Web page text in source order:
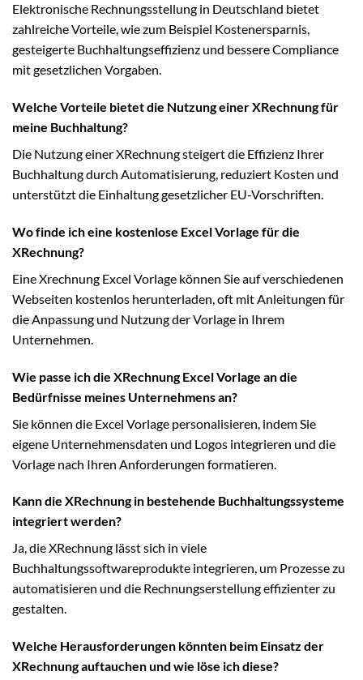
Elektronische Rechnungsstellung in Deutschland bietet
zahlreiche Vorteile, wie zum Beispiel Kostenersparnis,
gesteigerte Buchhaltungseffizienz und bessere Compliance
mit gesetzlichen Vorgaben.
Welche Vorteile bietet die Nutzung einer XRechnung für
meine Buchhaltung?
Die Nutzung einer XRechnung steigert die Effizienz Ihrer
Buchhaltung durch Automatisierung, reduziert Kosten und
unterstützt die Einhaltung gesetzlicher EU-Vorschriften.
Wo finde ich eine kostenlose Excel Vorlage für die
XRechnung?
Eine Xrechnung Excel Vorlage können Sie auf verschiedenen
Webseiten kostenlos herunterladen, oft mit Anleitungen für
die Anpassung und Nutzung der Vorlage in Ihrem
Unternehmen.
Wie passe ich die XRechnung Excel Vorlage an die
Bedürfnisse meines Unternehmens an?
Sie können die Excel Vorlage personalisieren, indem Sie
eigene Unternehmensdaten und Logos integrieren und die
Vorlage nach Ihren Anforderungen formatieren.
Kann die XRechnung in bestehende Buchhaltungssysteme
integriert werden?
Ja, die XRechnung lässt sich in viele
Buchhaltungssoftwareprodukte integrieren, um Prozesse zu
automatisieren und die Rechnungserstellung effizienter zu
gestalten.
Welche Herausforderungen könnten beim Einsatz der
XRechnung auftauchen und wie löse ich diese?